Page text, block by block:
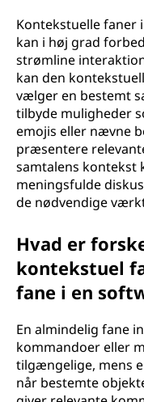
Kontekstuelle
kan i høj grad
strømline
kan den
vælger en bestemt
tilbyde muligheder
emojis eller nævne
præsentere
samtalens kontekst
meningsfulde
de nødvendige
Hvad er
kontekstuel
fane i en
En almindelig fane
kommandoer eller
tilgængelige, mens
når bestemte